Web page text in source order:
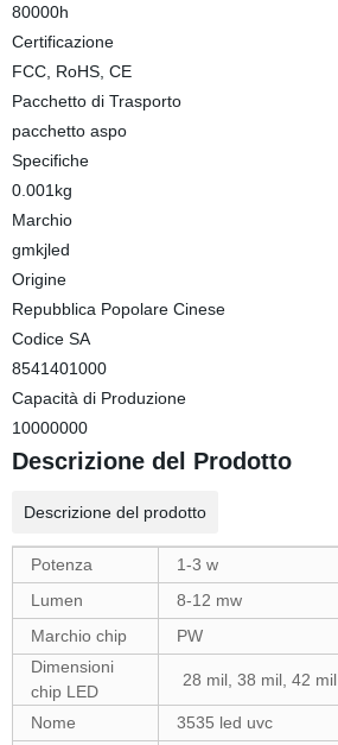
80000h
Certificazione
FCC, RoHS, CE
Pacchetto di Trasporto
pacchetto aspo
Specifiche
0.001kg
Marchio
gmkjled
Origine
Repubblica Popolare Cinese
Codice SA
8541401000
Capacità di Produzione
10000000
Descrizione del Prodotto
Descrizione del prodotto
Potenza
1-3 w
Lumen
8-12 mw
Marchio chip
PW
Dimensioni
chip LED
28 mil, 38 mil, 42 mil
Nome
3535 led uvc